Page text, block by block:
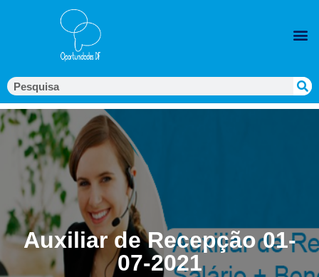
Auxiliar de Recepção 01-
07-2021